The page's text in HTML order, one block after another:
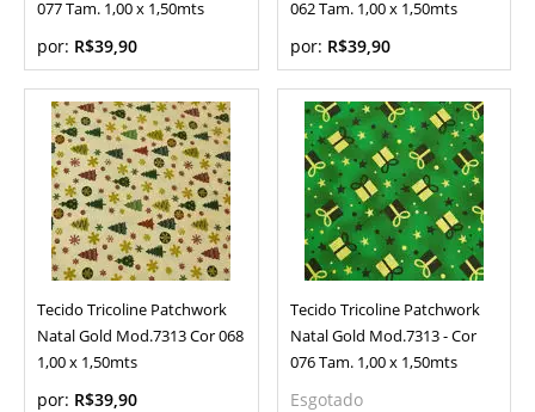
077 Tam. 1,00 x 1,50mts
por: R$39,90
062 Tam. 1,00 x 1,50mts
por: R$39,90
Tecido Tricoline Patchwork
Natal Gold Mod.7313 Cor 068
1,00 x 1,50mts
por: R$39,90
Tecido Tricoline Patchwork
Natal Gold Mod.7313 - Cor
076 Tam. 1,00 x 1,50mts
Esgotado